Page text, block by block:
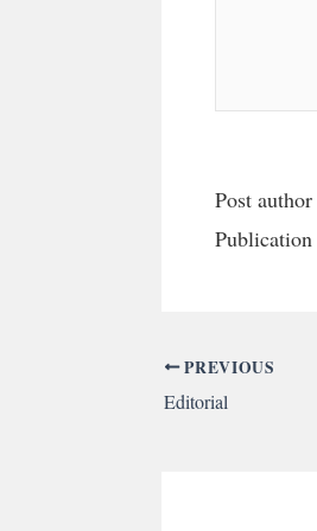
Post author
PREVIOUS
Editorial